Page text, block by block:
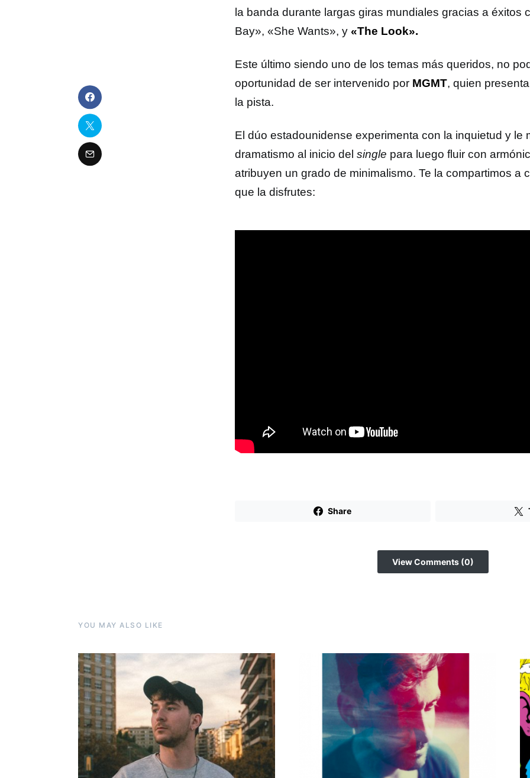
la banda durante largas giras mundiales gracias a éxitos
Bay», «She Wants», y «The Look».
Este último siendo uno de los temas más queridos, no
oportunidad de ser intervenido por MGMT, quien
la pista.
El dúo estadounidense experimenta con la inquietud y le
dramatismo al inicio del single para luego fluir con
atribuyen un grado de minimalismo. Te la compartimos a
que la disfrutes:
Share
View Comments (0)
YOU MAY ALSO LIKE